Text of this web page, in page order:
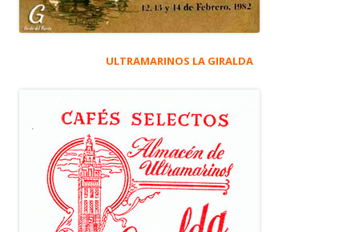
ULTRAMARINOS LA GIRALDA